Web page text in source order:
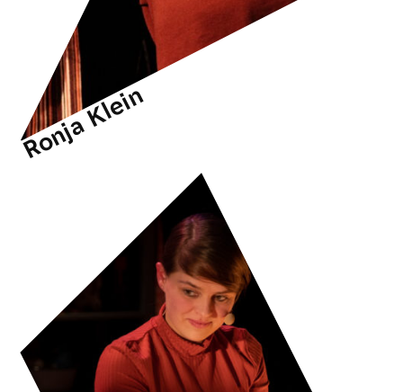
Ronja Klein